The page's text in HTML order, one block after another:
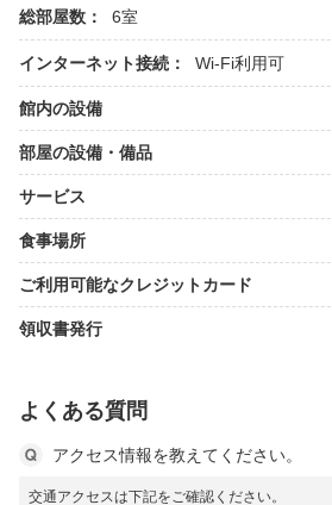
総部屋数： 6室
インターネット接続： Wi-Fi利用可
館内の設備
部屋の設備・備品
サービス
食事場所
ご利用可能なクレジットカード
領収書発行
よくある質問
アクセス情報を教えてください。
交通アクセスは下記をご確認ください。